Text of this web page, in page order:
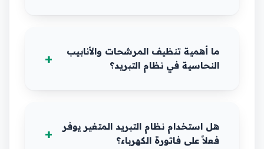
ما أهمية تنظيف المرشحات والأنابيب
النحاسية في نظام التبريد؟
هل استخدام نظام التبريد المتغير يوفر
فعلاً على فاتورة الكهرباء؟